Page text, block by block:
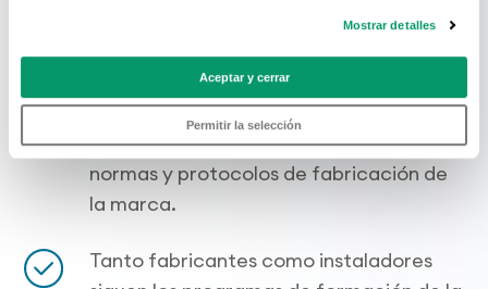
Mostrar detalles
Aceptar y cerrar
Permitir la selección
KÖMMERLING es diferente?
KÖMMERLING hace una rigurosa
selección de empresas fabricantes
oficiales que se rigen por las estrictas
normas y protocolos de fabricación de
la marca.
Tanto fabricantes como instaladores